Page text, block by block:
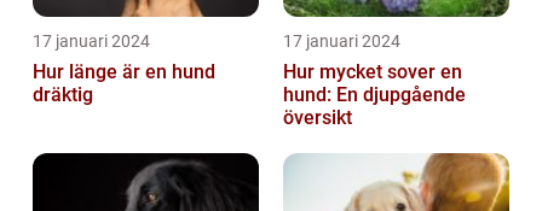
17 januari 2024
Hur länge är en hund
dräktig
17 januari 2024
Hur mycket sover en
hund: En djupgående
översikt